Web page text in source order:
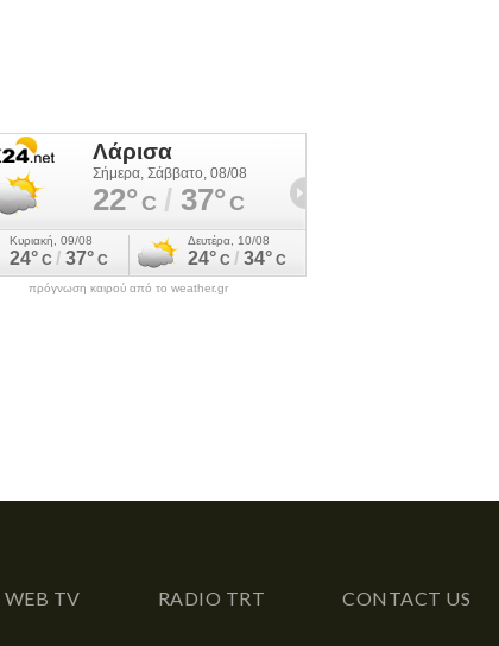
πρόγνωση καιρού από το weather.gr
WEB TV RADIO TRT CONTACT US